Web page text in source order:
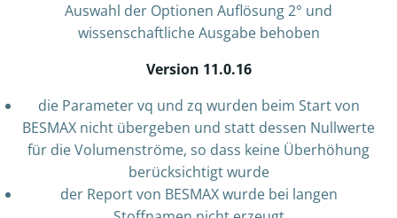
Auswahl der Optionen Auflösung 2° und
wissenschaftliche Ausgabe behoben
Version 11.0.16
die Parameter vq und zq wurden beim Start von
BESMAX nicht übergeben und statt dessen Nullwerte
für die Volumenströme, so dass keine Überhöhung
berücksichtigt wurde
der Report von BESMAX wurde bei langen